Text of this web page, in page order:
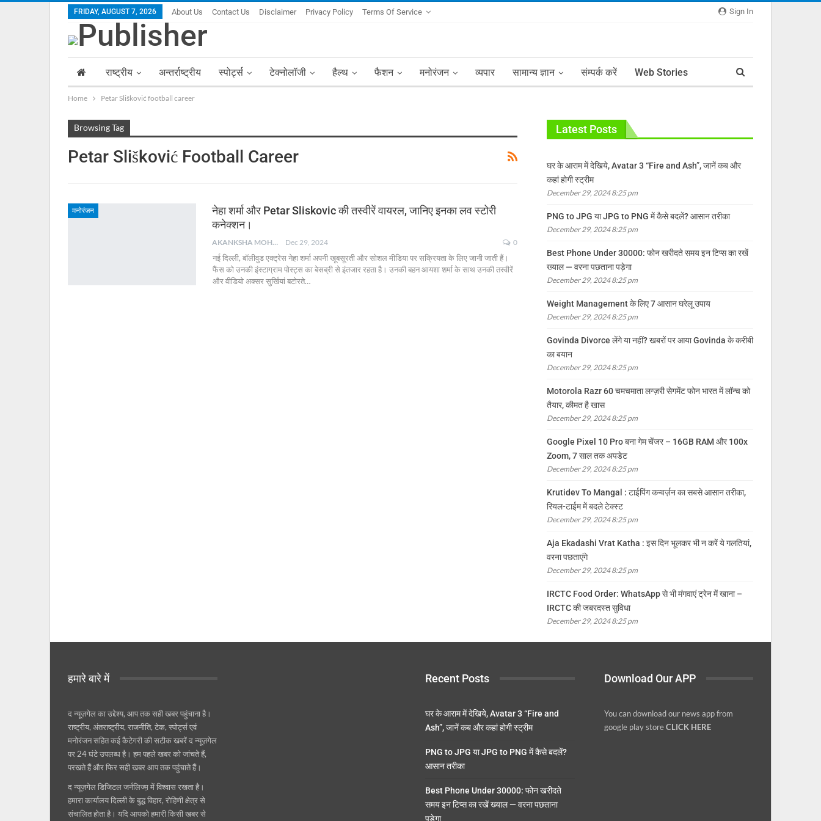
Sign In
FRIDAY, AUGUST 7, 2026 About Us Contact Us Disclaimer Privacy Policy Terms Of Service
राष्ट्रीय अन्तर्राष्ट्रीय स्पोर्ट्स टेक्नोलॉजी हैल्थ फैशन मनोरंजन व्यपार सामान्य ज्ञान संम्पर्क करें Web Stories
Home Petar Slišković football career
Browsing Tag
Petar Slišković Football Career
मनोरंजन
नेहा शर्मा और Petar Sliskovic की तस्वीरें वायरल, जानिए इनका लव स्टोरी
कनेक्शन।
AKANKSHA MOHAN Dec 29, 2024 0
नई दिल्ली, बॉलीवुड एक्ट्रेस नेहा शर्मा अपनी खूबसूरती और सोशल मीडिया पर सक्रियता के लिए जानी जाती हैं।
फैंस को उनकी इंस्टाग्राम पोस्ट्स का बेसब्री से इंतजार रहता है। उनकी बहन आयशा शर्मा के साथ उनकी तस्वीरें
और वीडियो अक्सर सुर्खियां बटोरते…
Latest Posts
घर के आराम में देखिये, Avatar 3 “Fire and Ash”, जानें कब और
कहां होगी स्ट्रीम
December 29, 2024 8:25 pm
PNG to JPG या JPG to PNG में कैसे बदलें? आसान तरीका
December 29, 2024 8:25 pm
Best Phone Under 30000: फोन खरीदते समय इन टिप्स का रखें
ख्याल — वरना पछताना पड़ेगा
December 29, 2024 8:25 pm
Weight Management के लिए 7 आसान घरेलू उपाय
December 29, 2024 8:25 pm
Govinda Divorce लेंगे या नहीं? खबरों पर आया Govinda के करीबी
का बयान
December 29, 2024 8:25 pm
Motorola Razr 60 चमचमाता लग्ज़री सेगमेंट फोन भारत में लॉन्च को
तैयार, कीमत है खास
December 29, 2024 8:25 pm
Google Pixel 10 Pro बना गेम चेंजर – 16GB RAM और 100x
Zoom, 7 साल तक अपडेट
December 29, 2024 8:25 pm
Krutidev To Mangal : टाईपिंग कन्वर्ज़न का सबसे आसान तरीका,
रियल-टाईम में बदले टेक्स्ट
December 29, 2024 8:25 pm
Aja Ekadashi Vrat Katha : इस दिन भूलकर भी न करें ये गलतियां,
वरना पछताएंगे
December 29, 2024 8:25 pm
IRCTC Food Order: WhatsApp से भी मंगवाएं ट्रेन में खाना –
IRCTC की जबरदस्त सुविधा
December 29, 2024 8:25 pm
हमारे बारे में
द न्यूज़गेल का उद्देश्य, आप तक सही खबर पहुंचाना है।
राष्ट्रीय, अंतराष्ट्रीय, राजनीति, टेक, स्पोर्ट्स एवं
मनोरंजन सहित कई कैटेगरी की सटीक खबरें द न्यूज़गेल
पर 24 घंटे उपलब्ध है। हम पहले खबर को जांचते हैं,
परखते हैं और फिर सही खबर आप तक पहुंचाते हैं।
द न्यूज़गेल डिजिटल जर्नलिज्म़ में विश्वास रखता है।
हमारा कार्यालय दिल्ली के बुद्ध विहार, रोहिणी क्षेत्र से
संचालित होता है। यदि आपको हमारी किसी खबर से
Recent Posts
घर के आराम में देखिये, Avatar 3 “Fire and
Ash”, जानें कब और कहां होगी स्ट्रीम
PNG to JPG या JPG to PNG में कैसे बदलें?
आसान तरीका
Best Phone Under 30000: फोन खरीदते
समय इन टिप्स का रखें ख्याल — वरना पछताना
पड़ेगा
Download Our APP
You can download our news app from
google play storeCLICK HERE